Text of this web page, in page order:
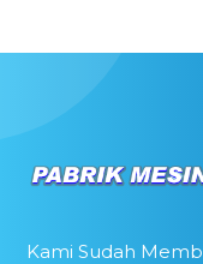
Kami Sudah